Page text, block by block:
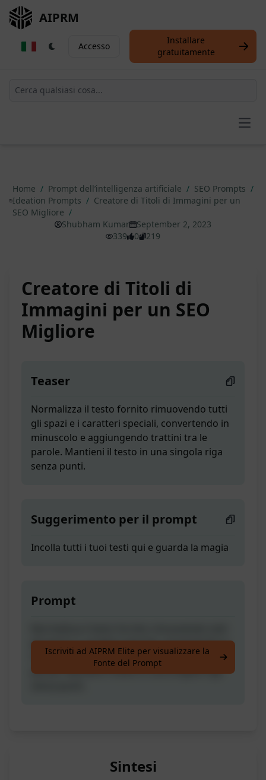
AIPRM
Accesso
Installare
gratuitamente
Home / Prompt dell’intelligenza artificiale / SEO Prompts /
Ideation Prompts / Creatore di Titoli di Immagini per un
SEO Migliore /
Shubham Kumar
September 2, 2023
339
0 219
Creatore di Titoli di
Immagini per un SEO
Migliore
Teaser
Normalizza il testo fornito rimuovendo tutti
gli spazi e i caratteri speciali, convertendo in
minuscolo e aggiungendo trattini tra le
parole. Mantieni il testo in una singola riga
senza punti.
Suggerimento per il prompt
Incolla tutti i tuoi testi qui e guarda la magia
Prompt
gli spazi e i caratteri speciali, convertendo in
minuscolo e aggiungendo trattini tra le
parole. Mantieni il testo in una singola riga
Iscriviti ad AIPRM Elite per visualizzare la
Fonte del Prompt
Sintesi